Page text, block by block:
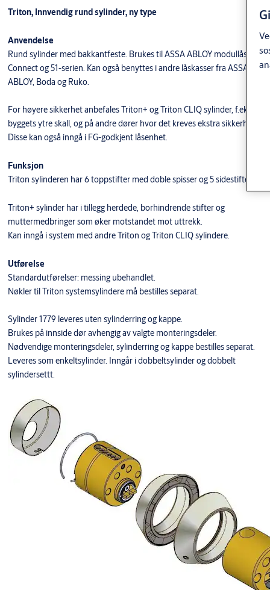
Triton, Innvendig rund sylinder, ny type
Anvendelse
Rund sylinder med bakkantfeste. Brukes til ASSA ABLOY modullås-,
Connect og 51-serien. Kan også benyttes i andre låskasser fra ASSA,
ABLOY, Boda og Ruko.
For høyere sikkerhet anbefales Triton+ og Triton CLIQ sylinder, f.eks. i
byggets ytre skall, og på andre dører hvor det kreves ekstra sikkerhet.
Disse kan også inngå i FG-godkjent låsenhet.
Funksjon
Triton sylinderen har 6 toppstifter med doble spisser og 5 sidestifter.
Triton+ sylinder har i tillegg herdede, borhindrende stifter og
muttermedbringer som øker motstandet mot uttrekk.
Kan inngå i system med andre Triton og Triton CLIQ sylindere.
Utførelse
Standardutførelser: messing ubehandlet.
Nøkler til Triton systemsylindere må bestilles separat.
Sylinder 1779 leveres uten sylinderring og kappe.
Brukes på innside dør avhengig av valgte monteringsdeler.
Nødvendige monteringsdeler, sylinderring og kappe bestilles separat.
Leveres som enkeltsylinder. Inngår i dobbeltsylinder og dobbelt
sylindersettt.